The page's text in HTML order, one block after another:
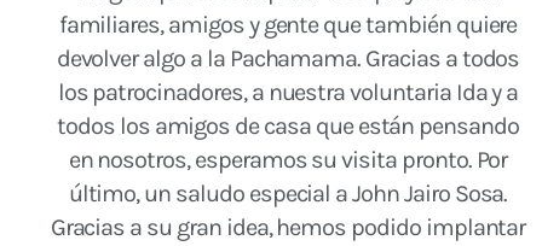
familiares, amigos y gente que también quiere
devolver algo a la Pachamama. Gracias a todos
los patrocinadores, a nuestra voluntaria Ida y a
todos los amigos de casa que están pensando
en nosotros, esperamos su visita pronto. Por
último, un saludo especial a John Jairo Sosa.
Gracias a su gran idea, hemos podido implantar